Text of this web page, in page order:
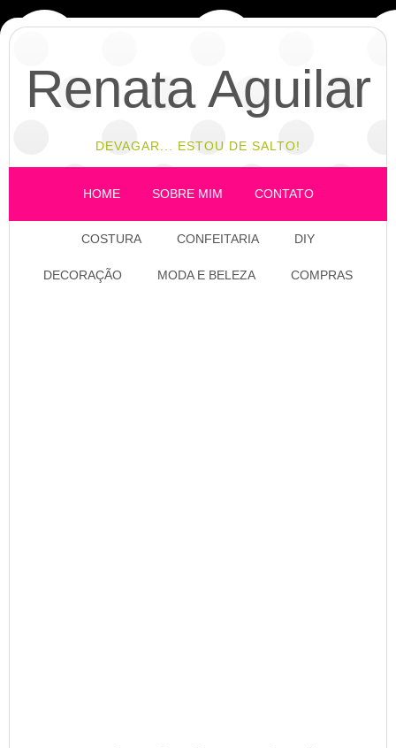
Renata Aguilar
DEVAGAR... ESTOU DE SALTO!
HOME SOBRE MIM CONTATO
COSTURA CONFEITARIA DIY
DECORAÇÃO MODA E BELEZA COMPRAS